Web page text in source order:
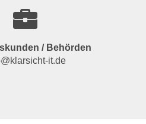
/ Behörden
it.de